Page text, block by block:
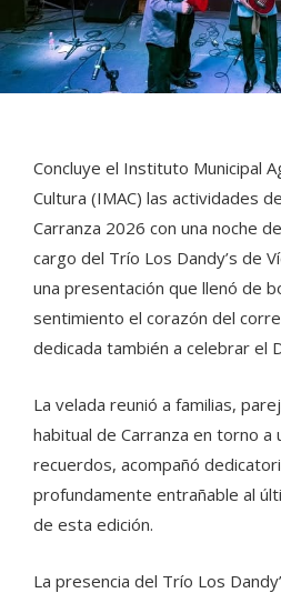
Concluye el Instituto Municipal
Cultura (IMAC) las actividades
Carranza 2026 con una noche
cargo del Trío Los Dandy’s de
una presentación que llenó de
sentimiento el corazón del
dedicada también a celebrar el
La velada reunió a familias,
habitual de Carranza en torno
recuerdos, acompañó
profundamente entrañable al
de esta edición.
La presencia del Trío Los